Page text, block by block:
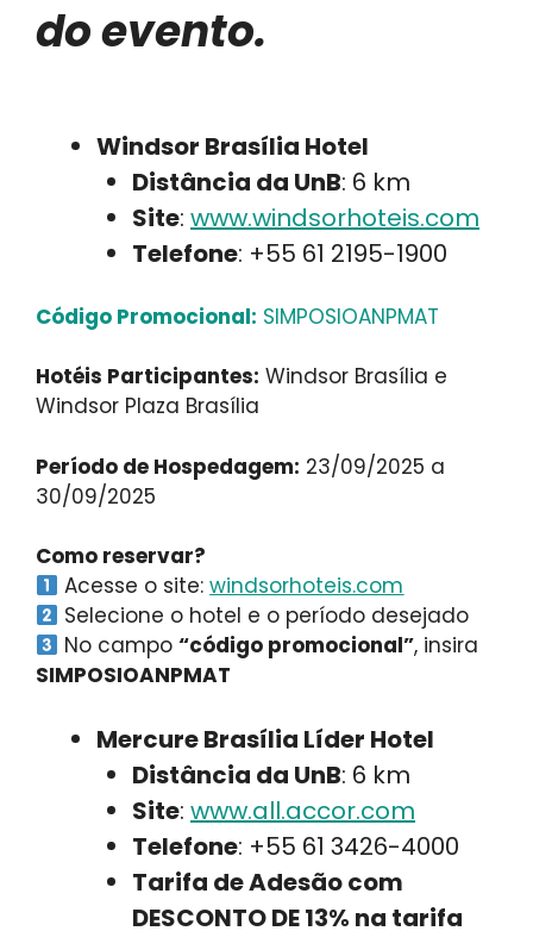
do evento.
Windsor Brasília Hotel
Distância da UnB: 6 km
Site: www.windsorhoteis.com
Telefone: +55 61 2195-1900
Código Promocional: SIMPOSIOANPMAT
Hotéis Participantes: Windsor Brasília e
Windsor Plaza Brasília
Período de Hospedagem: 23/09/2025 a
30/09/2025
Como reservar?
Acesse o site:windsorhoteis.com
Selecione o hotel e o período desejado
No campo“código promocional”, insira
SIMPOSIOANPMAT
Mercure Brasília Líder Hotel
Distância da UnB: 6 km
Site: www.all.accor.com
Telefone: +55 61 3426-4000
Tarifa de Adesão com
DESCONTO DE 13% na tarifa